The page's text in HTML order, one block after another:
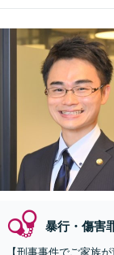
暴行・傷害
【刑事事件でご家族